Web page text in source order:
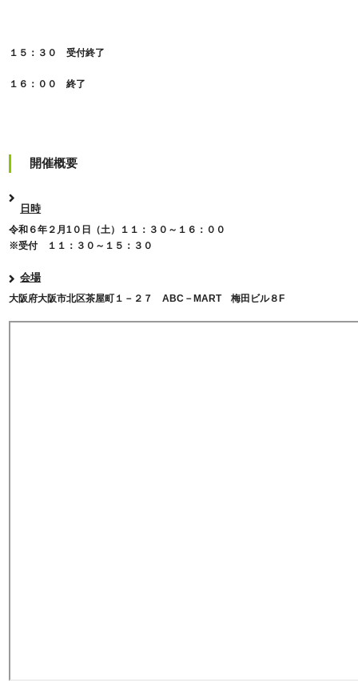
１５：３０ 受付終了
１６：００ 終了
開催概要
日時
令和６年２月1０日（土）１１：３０～１６：００
※受付 １１：３０～１５：３０
会場
大阪府大阪市北区茶屋町１－２７ ABC－MART 梅田ビル８F